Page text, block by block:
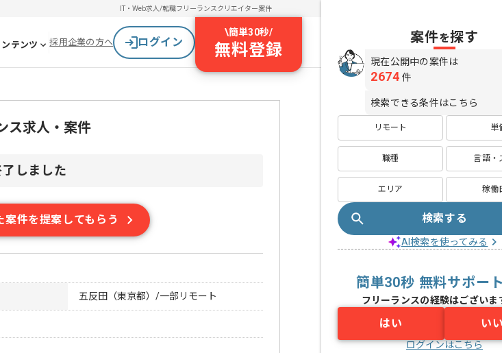
IT・Web求人/転職フリーランスクリエイター案件
テンツ 採用企業の方へ ログイン
\簡単30秒/
無料登録
ス求人・案件
しました
案件を提案してもらう
五反田（東京都）/一部リモート
案件を探す
現在公開中の案件は
2674 件
検索できる条件はこちら
リモート 単
職種 言語・
エリア 稼働
検索する
AI検索を使ってみる
簡単30秒 無料サポー
フリーランスの経験はございま
はい い
ログインはこちら